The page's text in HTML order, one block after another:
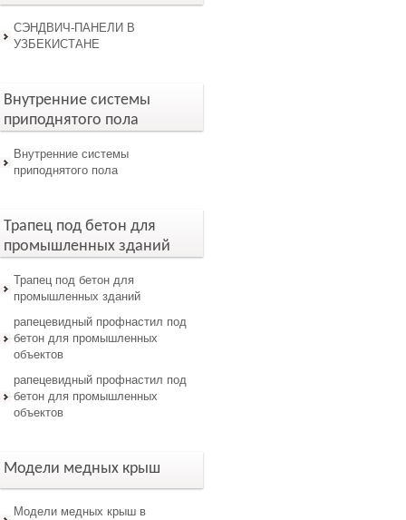
СЭНДВИЧ-ПАНЕЛИ В
УЗБЕКИСТАНЕ
Внутренние системы
приподнятого пола
Внутренние системы
приподнятого пола
Трапец под бетон для
промышленных зданий
Трапец под бетон для
промышленных зданий
рапецевидный профнастил под
бетон для промышленных
объектов
рапецевидный профнастил под
бетон для промышленных
объектов
Модели медных крыш
Модели медных крыш в